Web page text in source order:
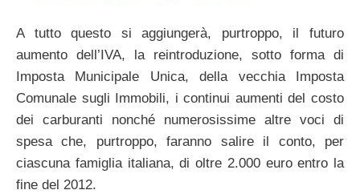
A tutto questo si aggiungerà, purtroppo, il futuro
aumento dell’IVA, la reintroduzione, sotto forma di
Imposta Municipale Unica, della vecchia Imposta
Comunale sugli Immobili, i continui aumenti del costo
dei carburanti nonché numerosissime altre voci di
spesa che, purtroppo, faranno salire il conto, per
ciascuna famiglia italiana, di oltre 2.000 euro entro la
fine del 2012.